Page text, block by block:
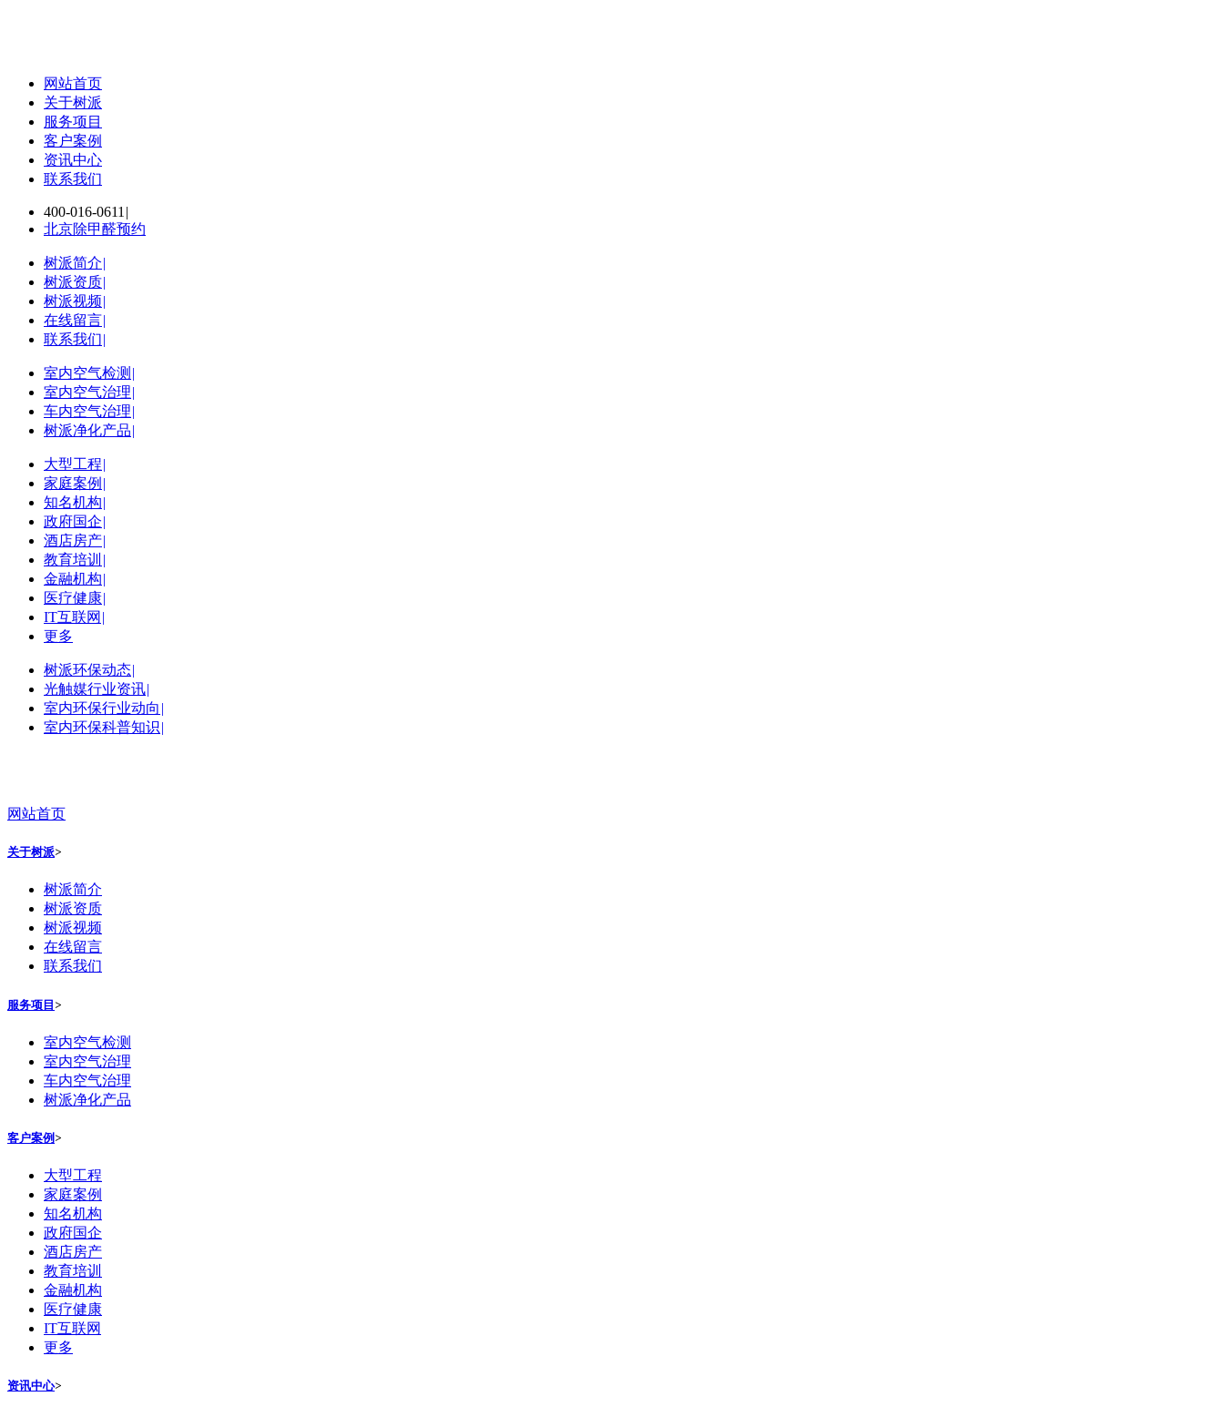
网站首页
关于树派
服务项目
客户案例
资讯中心
联系我们
400-016-0611 |
北京除甲醛预约
树派简介|
树派资质|
树派视频|
在线留言|
联系我们|
室内空气检测 |
室内空气治理|
车内空气治理|
树派净化产品|
大型工程|
家庭案例 |
知名机构|
政府国企|
酒店房产|
教育培训 |
金融机构|
医疗健康|
IT互联网 |
更多
树派环保动态|
光触媒行业资讯|
室内环保行业动向 |
室内环保科普知识|
网站首页
关于树派>
树派简介
树派资质
树派视频
在线留言
联系我们
服务项目 >
室内空气检测
室内空气治理
车内空气治理
树派净化产品
客户案例 >
大型工程
家庭案例
知名机构
政府国企
酒店房产
教育培训
金融机构
医疗健康
IT互联网
更多
资讯中心>